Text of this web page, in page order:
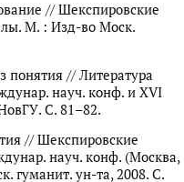
// Шекспировские
М. : Изд-во Моск.
понятия // Литература
науч. конф. и XVI
С. 81–82.
// Шекспировские
науч. конф. (Москва,
гуманит. ун-та, 2008. С.